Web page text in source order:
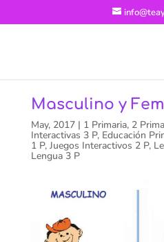
Masculino y
May, 2017| 1 Primaria, 2
Interactivas 3 P, Educación
1 P, Juegos Interactivos 2 P,
Lengua 3 P